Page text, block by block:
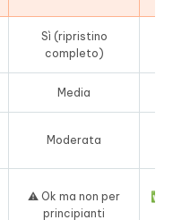
Sì (ripristino
completo)
Media
Moderata
⚠️ Ok ma non per
principianti
✅